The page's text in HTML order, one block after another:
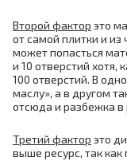
Второй фактор это
от самой плитки и
может попасться
и 10 отверстий хотя,
100 отверстий. В
маслу», а в другом
отсюда и разбежка в
Третий фактор это
выше ресурс, так